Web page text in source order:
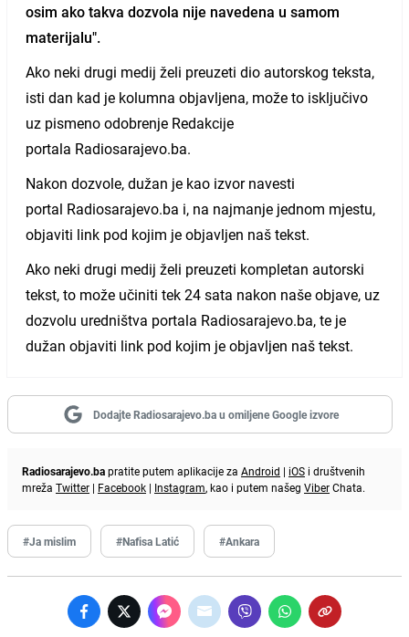
osim ako takva dozvola nije navedena u samom
materijalu".
Ako neki drugi medij želi preuzeti dio autorskog teksta,
isti dan kad je kolumna objavljena, može to isključivo
uz pismeno odobrenje Redakcije
portala Radiosarajevo.ba.
Nakon dozvole, dužan je kao izvor navesti
portal Radiosarajevo.ba i, na najmanje jednom mjestu,
objaviti link pod kojim je objavljen naš tekst.
Ako neki drugi medij želi preuzeti kompletan autorski
tekst, to može učiniti tek 24 sata nakon naše objave, uz
dozvolu uredništva portala Radiosarajevo.ba, te je
dužan objaviti link pod kojim je objavljen naš tekst.
Dodajte Radiosarajevo.ba u omiljene Google izvore
Radiosarajevo.bapratite putem aplikacije za Android | iOS i društvenih
mreža Twitter | Facebook | Instagram, kao i putem našeg ViberChata.
#Ja mislim #Nafisa Latić #Ankara